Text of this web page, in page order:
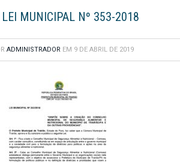
LEI MUNICIPAL Nº 353-2018
ADMINISTRADOR EM 9 DE ABRIL DE 2019